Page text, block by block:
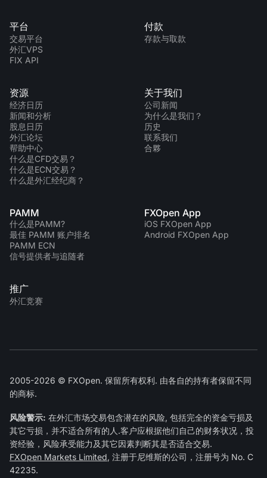
平台
交易平台
外汇VPS
FIX API
付款
存款与取款
资源
经济日历
新闻和分析
股息日历
外汇论坛
帮助中心
什么是CFD交易？
什么是ECN交易？
什么是外汇经纪商？
关于我们
公司新闻
为什么是我们？
历史
联系我们
合夥
PAMM
什么是PAMM?
最佳 PAMM 账户排名
PAMM ECN
信号提供者与追随者
FXOpen App
iOS FXOpen App
Android FXOpen App
推广
外汇竞赛
2005-2026 © FXOpen. 保留所有权利. 由各自的持有者保留不同
的商标.
风险警示: 在外汇市场交易包含潜在的风险, 包括完全的资金亏损及
其它亏损，并不适合所有的人.客户应根据他们自己的财务状况，投
资经验，风险承受能力及其它因素判断其是否适合交易.
FXOpen Markets Limited, 注册于尼维斯的公司，注册号为 No. C
42235.